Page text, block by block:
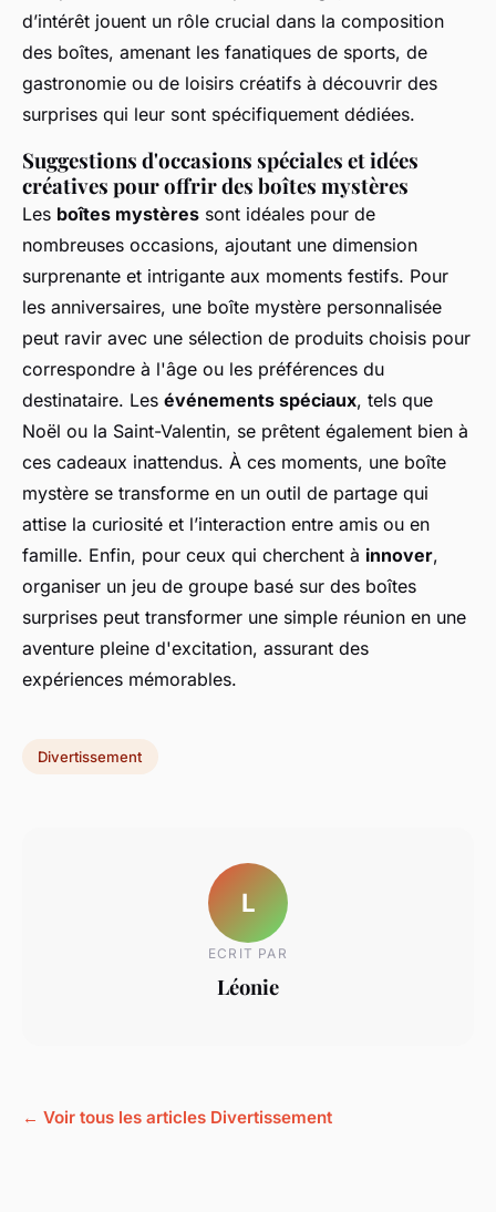
d’intérêt jouent un rôle crucial dans la composition
des boîtes, amenant les fanatiques de sports, de
gastronomie ou de loisirs créatifs à découvrir des
surprises qui leur sont spécifiquement dédiées.
Suggestions d'occasions spéciales et idées
créatives pour offrir des boîtes mystères
Les boîtes mystères sont idéales pour de
nombreuses occasions, ajoutant une dimension
surprenante et intrigante aux moments festifs. Pour
les anniversaires, une boîte mystère personnalisée
peut ravir avec une sélection de produits choisis pour
correspondre à l'âge ou les préférences du
destinataire. Les événements spéciaux, tels que
Noël ou la Saint-Valentin, se prêtent également bien à
ces cadeaux inattendus. À ces moments, une boîte
mystère se transforme en un outil de partage qui
attise la curiosité et l’interaction entre amis ou en
famille. Enfin, pour ceux qui cherchent à innover,
organiser un jeu de groupe basé sur des boîtes
surprises peut transformer une simple réunion en une
aventure pleine d'excitation, assurant des
expériences mémorables.
Divertissement
L
ECRIT PAR
Léonie
← Voir tous les articles Divertissement